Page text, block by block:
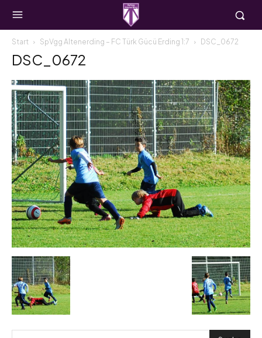
Start SpVgg Altenerding – FC Türk Gücü Erding 1:7 DSC_0672
DSC_0672